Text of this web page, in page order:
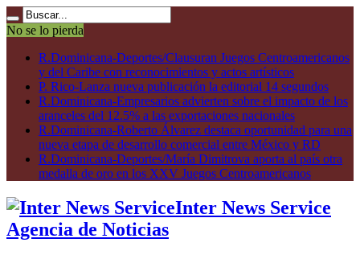
No se lo pierda
R.Dominicana-Deportes/Clausuran Juegos Centroamericanos
y del Caribe con reconocimientos y actos artísticos
P. Rico-Lanza nueva publicación la editorial 14 segundos
R.Dominicana-Empresarios advierten sobre el impacto de los
aranceles del 12.5% a las exportaciones nacionales
R.Dominicana-Roberto Álvarez destaca oportunidad para una
nueva etapa de desarrollo comercial entre México y RD
R.Dominicana-Deportes/María Dimitrova aporta al país otra
medalla de oro en los XXV Juegos Centroamericanos
Inter News Service
Agencia de Noticias